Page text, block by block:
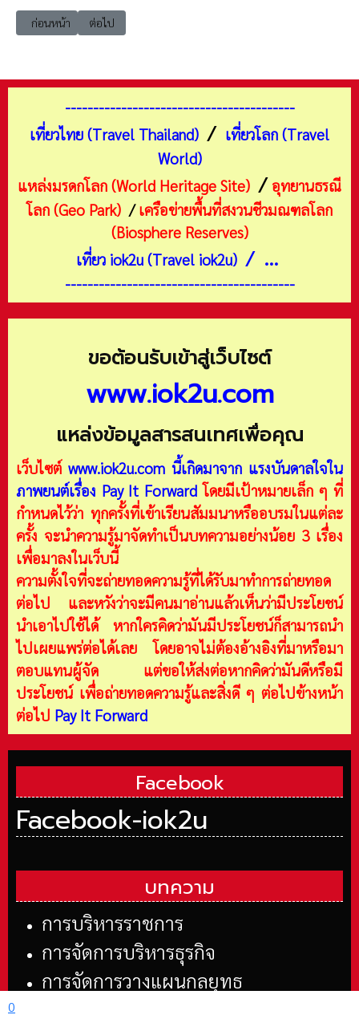
0
เนื้อหาก่อนหน้า: เที่ยวอินโดนีเซีย ชวา ยกยาการ์ตา วัดพรามนันต์
ก่อนหน้า เนื้อหาถัดไป: เที่ยวอินโดนีเซีย ชวากลาง วัดเมนดุท (Mendut
ต่อไป
-----------------------------------------
เที่ยวไทย (Travel Thailand) / เที่ยวโลก (Travel
World)
แหล่งมรดกโลก (World Heritage Site) /อุทยานธรณี
โลก (Geo Park) /เครือข่ายพื้นที่สงวนชีวมณฑลโลก
(Biosphere Reserves)
เที่ยว iok2u (Travel iok2u) / ...
-----------------------------------------
ขอต้อนรับเข้าสู่เว็บไซต์
www.iok2u.com
แหล่งข้อมูลสารสนเทศเพื่อคุณ
เว็บไซต์ www.iok2u.com นี้เกิดมาจาก แรงบันดาลใจใน
ภาพยนต์เรื่อง Pay It Forward โดยมีเป้าหมายเล็ก ๆ ที่
กำหนดไว้ว่า ทุกครั้งที่เข้าเรียนสัมมนาหรืออบรมในแต่ละ
ครั้ง จะนำความรู้มาจัดทำเป็นบทความอย่างน้อย 3 เรื่อง
เพื่อมาลงในเว็บนี้
ความตั้งใจที่จะถ่ายทอดความรู้ที่ได้รับมาทำการถ่ายทอด
ต่อไป และหวังว่าจะมีคนมาอ่านแล้วเห็นว่ามีประโยชน์
นำเอาไปใช้ได้ หากใครคิดว่ามันมีประโยชน์ก็สามารถนำ
ไปเผยแพร่ต่อได้เลย โดยอาจไม่ต้องอ้างอิงที่มาหรือมา
ตอบแทนผู้จัด แต่ขอให้ส่งต่อหากคิดว่ามันดีหรือมี
ประโยชน์ เพื่อถ่ายทอดความรู้และสิ่งดี ๆ ต่อไปข้างหน้า
ต่อไป Pay It Forward
Facebook
Facebook-iok2u
บทความ
การบริหารราชการ
การจัดการบริหารธุรกิจ
การจัดการวางแผนกลยุทธ